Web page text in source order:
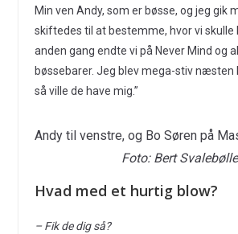
Min ven Andy, som er bøsse, og jeg gik
skiftedes til at bestemme, hvor vi skulle
anden gang endte vi på Never Mind og
bøssebarer. Jeg blev mega-stiv næsten
så ville de have mig.”
Andy til venstre, og Bo Søren på
Foto: Bert Svalebølle
Hvad med et hurtig blow?
– Fik de dig så?